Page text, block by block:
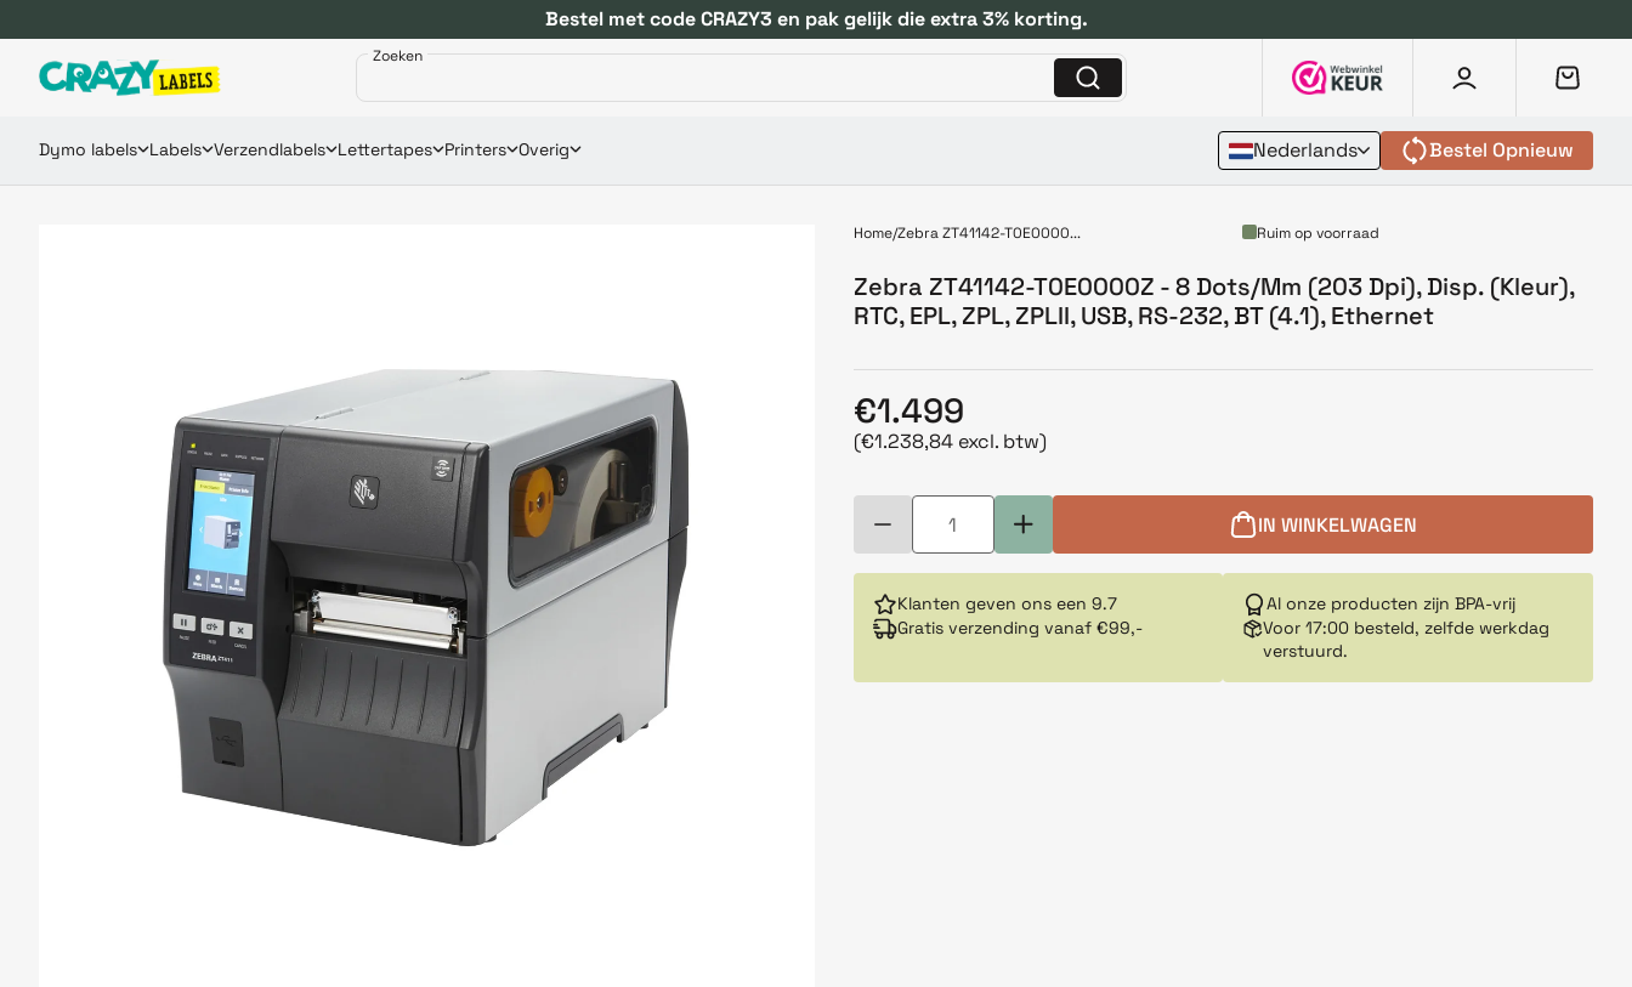
Bestel met code CRAZY3 en pak gelijk die extra 3% korting.
Zoeken
Dymo labels Labels Verzendlabels Lettertapes Printers Overig Nederlands Bestel Opnieuw
Home Zebra ZT41142-T0E0000... Ruim op voorraad
Zebra ZT41142-T0E0000Z - 8 Dots/Mm (203 Dpi), Disp. (Kleur),
RTC, EPL, ZPL, ZPLII, USB, RS-232, BT (4.1), Ethernet
€1.499
(€1.238,84 excl. btw)
IN WINKELWAGEN
Klanten geven ons een 9.7
Gratis verzending vanaf €99,-
Al onze producten zijn BPA-vrij
Voor 17:00 besteld, zelfde werkdag
verstuurd.